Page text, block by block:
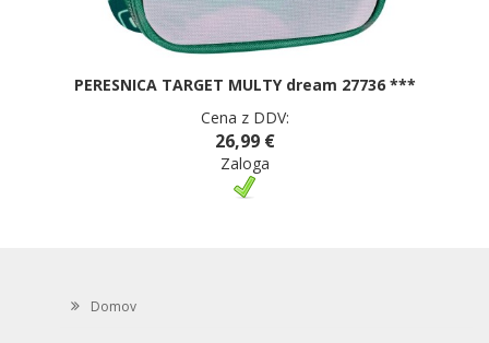
PERESNICA TARGET MULTY dream 27736 ***
Cena z DDV:
26,99 €
Zaloga
Domov